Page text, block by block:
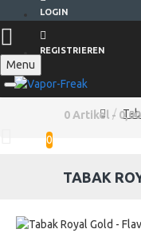
LOGIN
REGISTRIEREN
Menu
0 Artikel -
0
TABAK